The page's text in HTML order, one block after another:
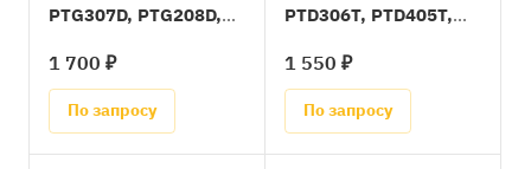
PTG307D, PTG208D,
PTX301T, PTV406T
(=480-05310-18)
1 700 ₽
По запросу
PTD306T, PTD405T,
PTV406T
1 550 ₽
По запросу